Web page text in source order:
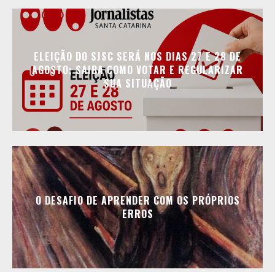
ELEIÇÃO DO SJSC SERÁ NOS DIAS 27 E 28 DE
AGOSTO; SAIBA COMO VOTAR E REGULARIZAR
SUA SITUAÇÃO
O DESAFIO DE APRENDER COM OS PRÓPRIOS
ERROS